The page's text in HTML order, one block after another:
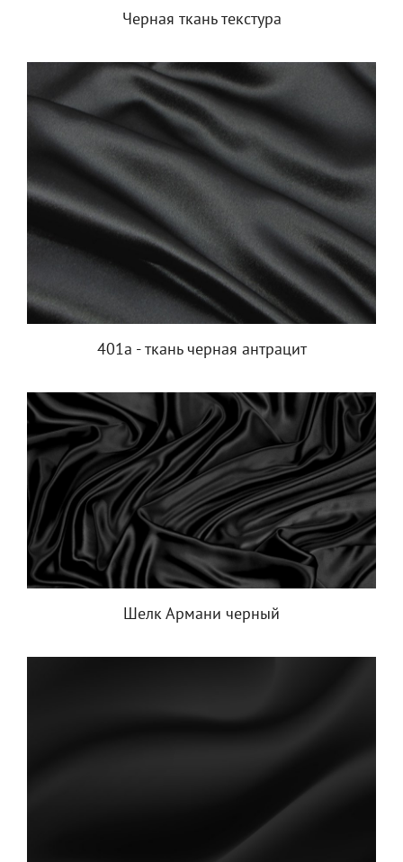
Черная ткань текстура
401a - ткань черная антрацит
Шелк Армани черный